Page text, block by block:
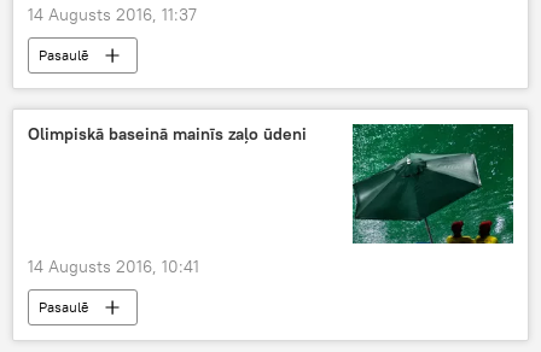
14 Augusts 2016, 11:37
Pasaulē
Olimpiskā baseinā mainīs zaļo ūdeni
14 Augusts 2016, 10:41
Pasaulē